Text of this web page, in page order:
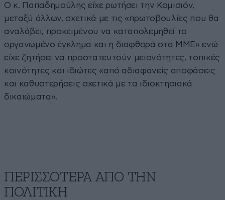
Ο κ. Παπαδημούλης είχε ρωτήσει την Κομισιόν,
μεταξύ άλλων, σχετικά με τις «πρωτοβουλίες που θα
αναλάβει, προκειμένου να καταπολεμηθεί το
οργανωμένο έγκλημα και η διαφθορά στα ΜΜΕ» ενώ
είχε ζητήσει να προστατευτούν μειονότητες, τοπικές
κοινότητες και ιδιώτες «από αδιαφανείς αποφάσεις
και καθυστερήσεις σχετικά με τα ιδιοκτησιακά
δικαιώματα».
ΠΕΡΙΣΣΟΤΕΡΑ ΑΠΟ ΤΗΝ
ΠΟΛΙΤΙΚΗ